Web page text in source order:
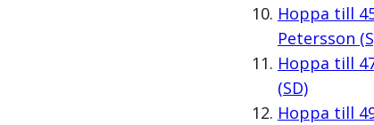
Hoppa till
Petersson
Hoppa till
(SD)
Hoppa till